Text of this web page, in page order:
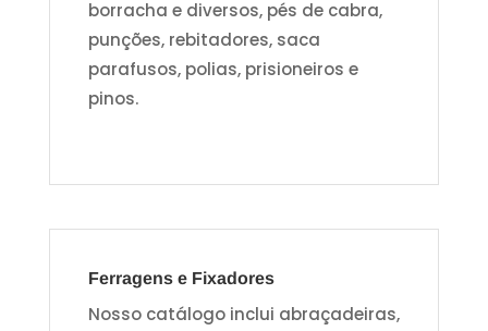
borracha e diversos, pés de cabra,
punções, rebitadores, saca
parafusos, polias, prisioneiros e
pinos.
Ferragens e Fixadores
Nosso catálogo inclui abraçadeiras,